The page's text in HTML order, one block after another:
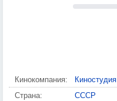
Кинокомпания:
Страна:
СССР